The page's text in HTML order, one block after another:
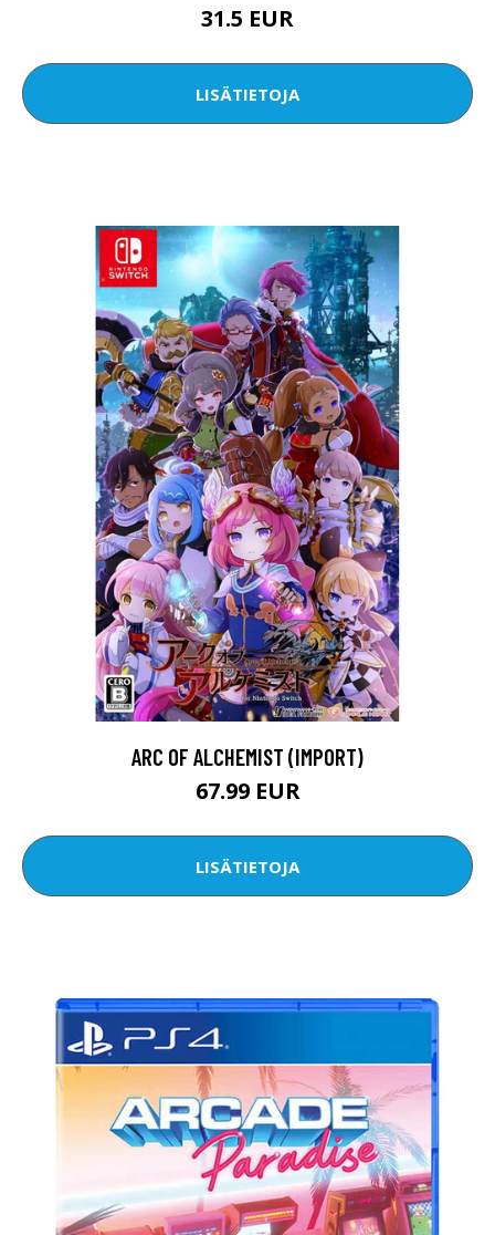
31.5 EUR
LISÄTIETOJA
ARC OF ALCHEMIST (IMPORT)
67.99 EUR
LISÄTIETOJA